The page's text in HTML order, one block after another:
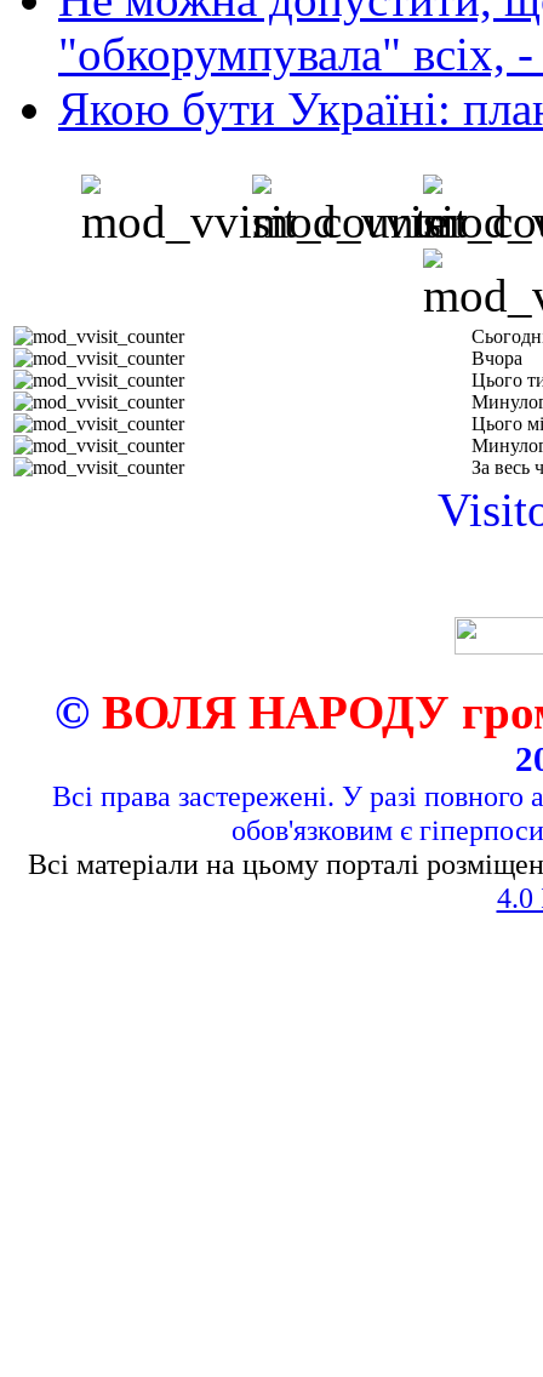
"обкорумпувала" всіх,
Якою бути Україні:
Вчора
Цього
Цього
За весь
© ВОЛЯ НАРОДУ
Всі права застережені. У разі повного
обов'язковим є
Всі матеріали на цьому порталі
4.0